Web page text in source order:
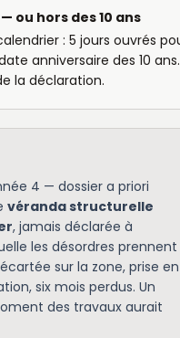
ou hors des 10 ans
: 5 jours ouvrés
anniversaire des 10 ans.
la déclaration.
4 — dossier a priori
véranda structurelle
, jamais déclarée à
les désordres prennent
sur la zone, prise en
six mois perdus. Un
des travaux aurait